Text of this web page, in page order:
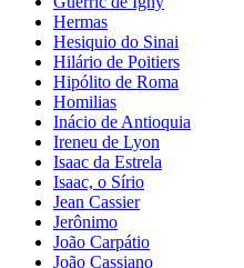
Hermas
Hesiquio do Sinai
Hilário de Poitiers
Hipólito de Roma
Homilias
Inácio de Antioquia
Ireneu de Lyon
Isaac da Estrela
Isaac, o Sírio
Jean Cassier
Jerônimo
João Carpátio
João Cassiano